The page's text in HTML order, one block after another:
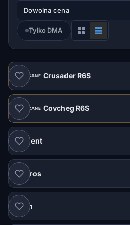
Tylko DMA
POLECANE Crusader R6S
POLECANE Covcheg R6S
Ancient
Macros
Naim